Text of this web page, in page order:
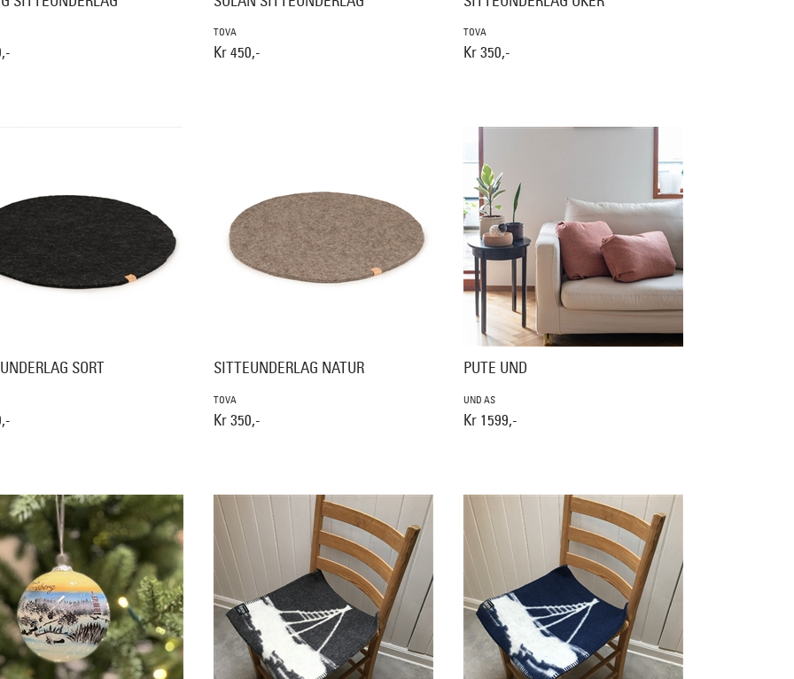
TOVA
Kr 450,-
TOVA
Kr 350,-
SORT SITTEUNDERLAG NATUR
TOVA
Kr 350,-
PUTE UND
UND AS
Kr 1599,-